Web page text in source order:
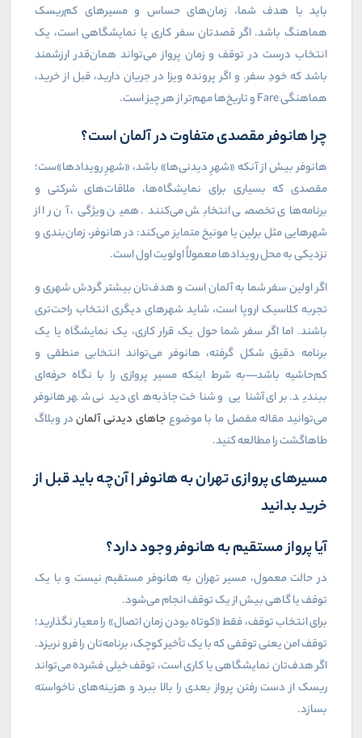
باید با هدف شما، زمان‌های حساس و مسیرهای کم‌ریسک
هماهنگ باشد. اگر قصدتان سفر کاری یا نمایشگاهی است، یک
انتخاب درست در توقف و زمان پرواز می‌تواند همان‌قدر ارزشمند
باشد که خودِ سفر. و اگر پرونده ویزا در جریان دارید، قبل از خرید،
هماهنگیFareو تاریخ‌ها مهم‌تر از هر چیز است.
چرا هانوفر مقصدی متفاوت در آلمان است؟
هانوفر بیش از آنکه «شهرِ دیدنی‌ها» باشد، «شهرِ رویدادها»ست؛
مقصدی که بسیاری برای نمایشگاه‌ها، ملاقات‌های شرکتی و
برنامه‌های تخصصی انتخابش می‌کنند. همین ویژگی، آن را از
شهرهایی مثل برلین یا مونیخ متمایز می‌کند: در هانوفر، زمان‌بندی و
نزدیکی به محل رویدادها معمولاً اولویت اول است.
اگر اولین سفر شما به آلمان است و هدف‌تان بیشتر گردش شهری و
تجربه کلاسیک اروپا است، شاید شهرهای دیگری انتخاب راحت‌تری
باشند. اما اگر سفر شما حول یک قرار کاری، یک نمایشگاه یا یک
برنامه دقیق شکل گرفته، هانوفر می‌تواند انتخابی منطقی و
کم‌حاشیه باشد—به شرط اینکه مسیر پروازی را با نگاه حرفه‌ای
ببندید. برای آشنایی و شناخت جاذبه‌های دیدنی شهر هانوفر
می‌توانید مقاله مفصل ما با موضوعجاهای دیدنی آلماندر وبلاگ
طاهاگشت را مطالعه کنید.
مسیرهای پروازی تهران به هانوفر | آن‌چه باید قبل از
خرید بدانید
آیا پرواز مستقیم به هانوفر وجود دارد؟
در حالت معمول، مسیر تهران به هانوفر مستقیم نیست و با یک
توقف یا گاهی بیش از یک توقف انجام می‌شود.
برای انتخاب توقف، فقط «کوتاه بودن زمان اتصال» را معیار نگذارید؛
توقف امن یعنی توقفی که با یک تأخیر کوچک، برنامه‌تان را فرو نریزد.
اگر هدف‌تان نمایشگاهی یا کاری است، توقف خیلی فشرده می‌تواند
ریسک از دست رفتن پرواز بعدی را بالا ببرد و هزینه‌های ناخواسته
بسازد.